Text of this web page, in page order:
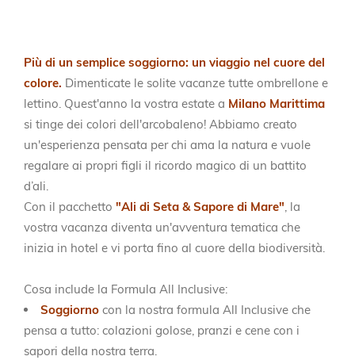
Più di un semplice soggiorno: un viaggio nel cuore del
colore. Dimenticate le solite vacanze tutte ombrellone e
lettino. Quest'anno la vostra estate a Milano Marittima
si tinge dei colori dell'arcobaleno! Abbiamo creato
un'esperienza pensata per chi ama la natura e vuole
regalare ai propri figli il ricordo magico di un battito
d’ali.
Con il pacchetto"Ali di Seta & Sapore di Mare", la
vostra vacanza diventa un'avventura tematica che
inizia in hotel e vi porta fino al cuore della biodiversità.
Cosa include la Formula All Inclusive:
Soggiornocon la nostra formula All Inclusive che
pensa a tutto: colazioni golose, pranzi e cene con i
sapori della nostra terra.